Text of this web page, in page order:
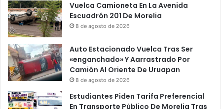
Vuelca Camioneta En La Avenida
Escuadrón 201 De Morelia
8 de agosto de 2026
Auto Estacionado Vuelca Tras Ser
«enganchado» Y Aarrastrado Por
Camión Al Oriente De Uruapan
8 de agosto de 2026
Estudiantes Piden Tarifa Preferencial
En Transporte Público De Morelia Tras